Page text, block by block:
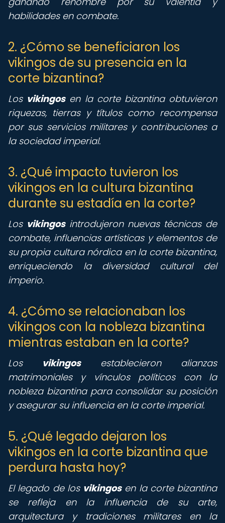
habilidades en combate.
2. ¿Cómo se beneficiaron los
vikingos de su presencia en la
corte bizantina?
Los vikingosen la corte bizantina obtuvieron
riquezas, tierras y títulos como recompensa
por sus servicios militares y contribuciones a
la sociedad imperial.
3. ¿Qué impacto tuvieron los
vikingos en la cultura bizantina
durante su estadía en la corte?
Los vikingosintrodujeron nuevas técnicas de
combate, influencias artísticas y elementos de
su propia cultura nórdica en la corte bizantina,
enriqueciendo la diversidad cultural del
imperio.
4. ¿Cómo se relacionaban los
vikingos con la nobleza bizantina
mientras estaban en la corte?
Los vikingosestablecieron alianzas
matrimoniales y vínculos políticos con la
nobleza bizantina para consolidar su posición
y asegurar su influencia en la corte imperial.
5. ¿Qué legado dejaron los
vikingos en la corte bizantina que
perdura hasta hoy?
El legado de los vikingosen la corte bizantina
se refleja en la influencia de su arte,
arquitectura y tradiciones militares en la